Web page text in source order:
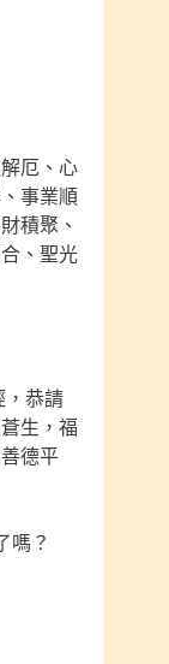
厄、心
事業順
積聚、
、聖光
，恭請
生，福
德平
嗎？